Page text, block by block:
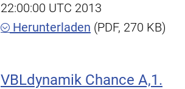
22:00:00 UTC 2013
Herunterladen (PDF, 270 KB)
VBLdynamik Chance A,1.